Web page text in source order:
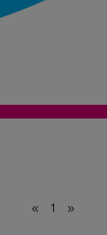
« 1 »